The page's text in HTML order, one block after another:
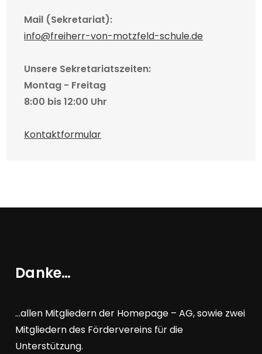
Mail (Sekretariat):
info@freiherr-von-motzfeld-schule.de
Unsere Sekretariatszeiten:
Montag - Freitag
8:00 bis 12:00 Uhr
Kontaktformular
Danke…
…allen Mitgliedern der Homepage – AG, sowie zwei
Mitgliedern des Fördervereins für die
Unterstützung.